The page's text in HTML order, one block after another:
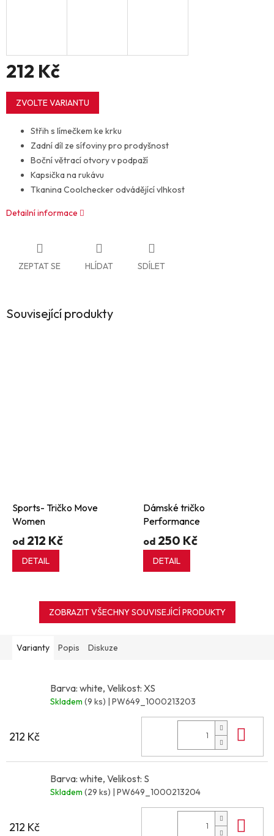
212 Kč
Měrná
cena:
ZVOLTE VARIANTU
Střih s límečkem ke krku
Zadní díl ze síťoviny pro prodyšnost
Boční větrací otvory v podpaží
Kapsička na rukávu
Tkanina Coolchecker odvádějící vlhkost
Detailní informace
ZEPTAT SE HLÍDAT SDÍLET
Související produkty
Sports- Tričko Move
Women
od 212 Kč
DETAIL
Dámské tričko
Performance
od 250 Kč
DETAIL
ZOBRAZIT VŠECHNY SOUVISEJÍCÍ PRODUKTY
Varianty Popis Diskuze
Barva: white, Velikost: XS
Skladem (9 ks) | PW649_1000213203
212 Kč
Barva: white, Velikost: S
Skladem (29 ks) | PW649_1000213204
212 Kč